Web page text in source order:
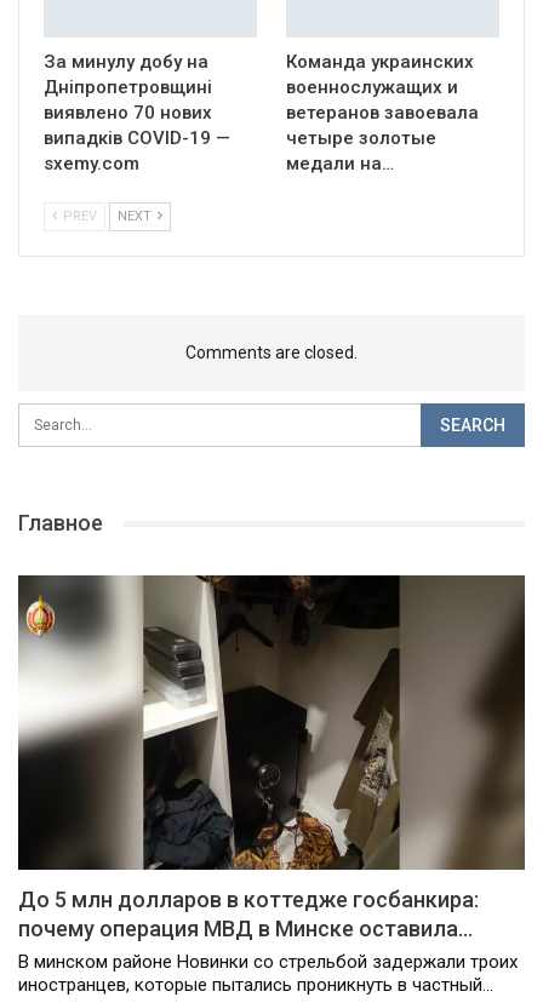
За минулу добу на
Дніпропетровщині
виявлено 70 нових
випадків COVID-19 —
sxemy.com
Команда украинских
военнослужащих и
ветеранов завоевала
четыре золотые
медали на…
PREV NEXT
Comments are closed.
Главное
До 5 млн долларов в коттедже госбанкира:
почему операция МВД в Минске оставила…
В минском районе Новинки со стрельбой задержали троих
иностранцев, которые пытались проникнуть в частный…